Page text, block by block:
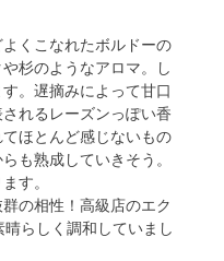
くこなれたボルドーの
杉のようなアロマ。し
。遅摘みによって甘口
れるレーズンっぽい香
ほとんど感じないもの
も熟成していきそう。
す。
の相性！高級店のエク
らしく調和していまし